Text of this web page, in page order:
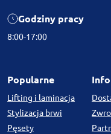
Godziny pracy
8:00-17:00
Popularne
Lifting i laminacja
Stylizacja brwi
Pęsety